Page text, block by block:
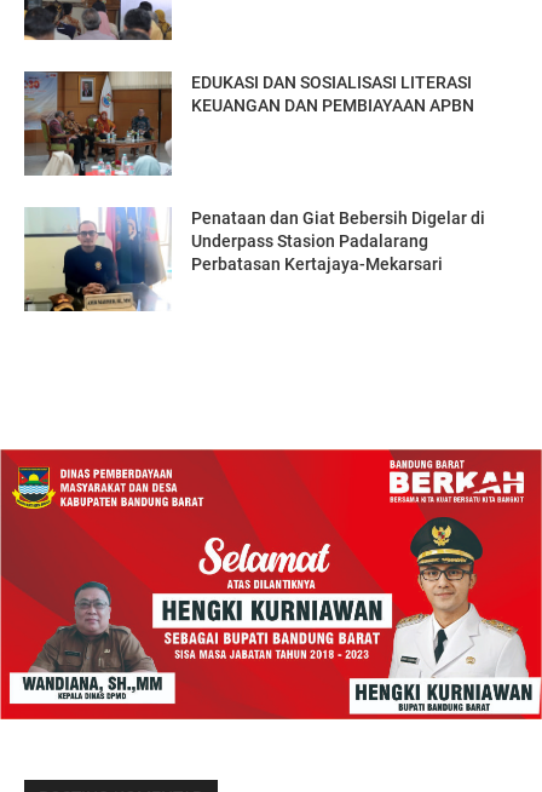
EDUKASI DAN SOSIALISASI LITERASI
KEUANGAN DAN PEMBIAYAAN APBN
Penataan dan Giat Bebersih Digelar di
Underpass Stasion Padalarang
Perbatasan Kertajaya-Mekarsari